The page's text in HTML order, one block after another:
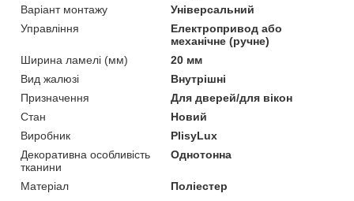
Варіант монтажу
Універсальний
Управління
Електропривод або
механічне (ручне)
Ширина ламелі (мм)
20 мм
Вид жалюзі
Внутрішні
Призначення
Для дверей/для вікон
Стан
Новий
Виробник
PlisyLux
Декоративна особливість
тканини
Однотонна
Матеріал
Поліестер